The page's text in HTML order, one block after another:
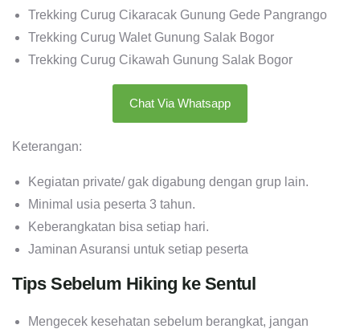
Trekking Curug Cikaracak Gunung Gede Pangrango
Trekking Curug Walet Gunung Salak Bogor
Trekking Curug Cikawah Gunung Salak Bogor
Chat Via Whatsapp
Keterangan:
Kegiatan private/ gak digabung dengan grup lain.
Minimal usia peserta 3 tahun.
Keberangkatan bisa setiap hari.
Jaminan Asuransi untuk setiap peserta
Tips Sebelum Hiking ke Sentul
Mengecek kesehatan sebelum berangkat, jangan